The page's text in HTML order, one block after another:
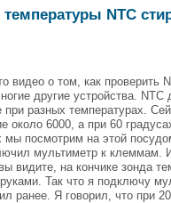
температуры NTC
видео о том, как
другие устройства.
при разных температурах.
около 6000, а при 60
мы посмотрим на этой
мультиметр к
видите, на кончике зонда
руками. Так что я подключу
ранее. Я говорил, что при